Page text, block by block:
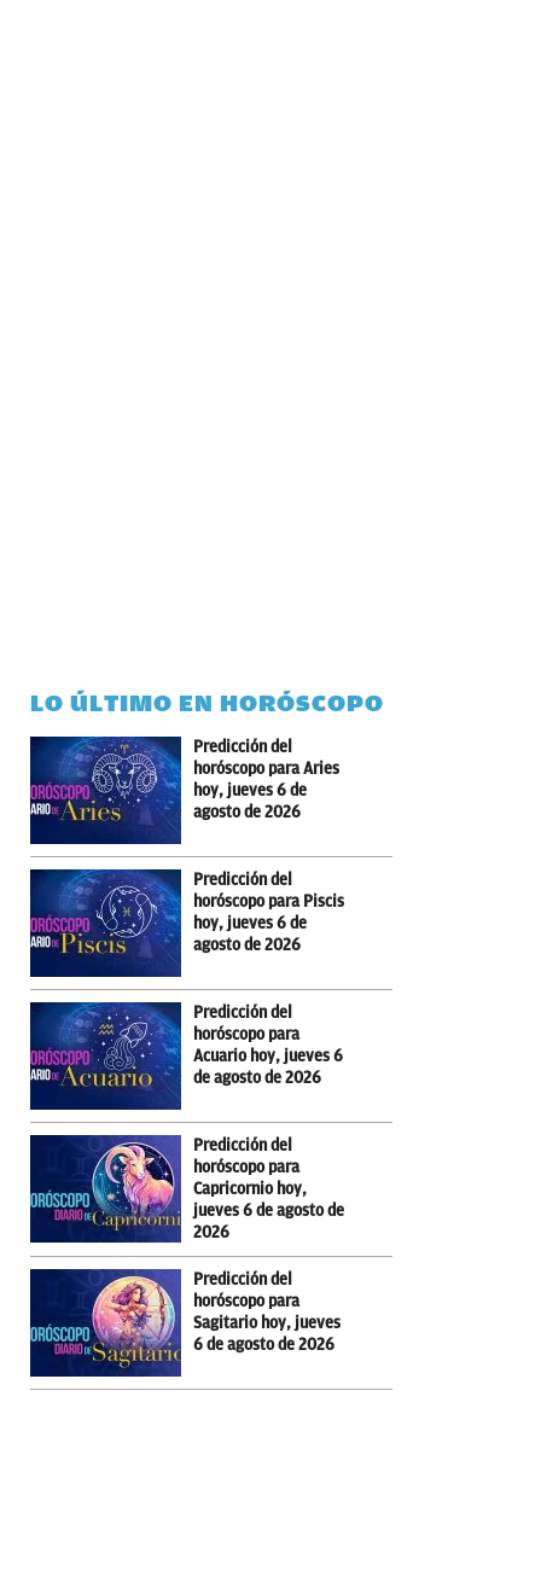
LO ÚLTIMO EN HORÓSCOPO
Predicción del
horóscopo para Aries
hoy, jueves 6 de
agosto de 2026
Predicción del
horóscopo para Piscis
hoy, jueves 6 de
agosto de 2026
Predicción del
horóscopo para
Acuario hoy, jueves 6
de agosto de 2026
Predicción del
horóscopo para
Capricornio hoy,
jueves 6 de agosto de
2026
Predicción del
horóscopo para
Sagitario hoy, jueves
6 de agosto de 2026